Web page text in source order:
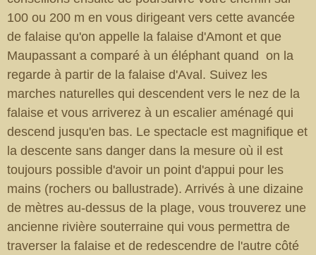
100 ou 200 m en vous dirigeant vers cette avancée
de falaise qu'on appelle la falaise d'Amont et que
Maupassant a comparé à un éléphant quand on la
regarde à partir de la falaise d'Aval. Suivez les
marches naturelles qui descendent vers le nez de la
falaise et vous arriverez à un escalier aménagé qui
descend jusqu'en bas. Le spectacle est magnifique et
la descente sans danger dans la mesure où il est
toujours possible d'avoir un point d'appui pour les
mains (rochers ou ballustrade). Arrivés à une dizaine
de mètres au-dessus de la plage, vous trouverez une
ancienne rivière souterraine qui vous permettra de
traverser la falaise et de redescendre de l'autre côté